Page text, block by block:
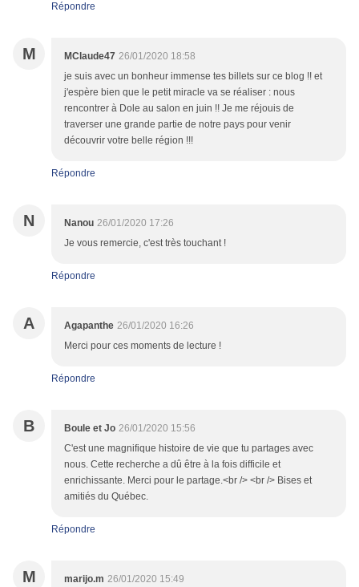
Répondre
M MClaude47 26/01/2020 18:58
je suis avec un bonheur immense tes billets sur ce blog !! et
j'espère bien que le petit miracle va se réaliser : nous
rencontrer à Dole au salon en juin !! Je me réjouis de
traverser une grande partie de notre pays pour venir
découvrir votre belle région !!!
Répondre
N Nanou 26/01/2020 17:26
Je vous remercie, c'est très touchant !
Répondre
A Agapanthe 26/01/2020 16:26
Merci pour ces moments de lecture !
Répondre
B Boule et Jo 26/01/2020 15:56
C'est une magnifique histoire de vie que tu partages avec
nous. Cette recherche a dû être à la fois difficile et
enrichissante. Merci pour le partage.<br /> <br /> Bises et
amitiés du Québec.
Répondre
M marijo.m 26/01/2020 15:49